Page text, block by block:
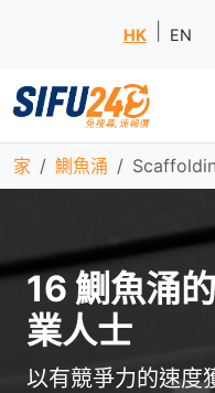
HK EN
家 鰂魚涌
16 鰂魚涌
業人士
以有競爭力的速